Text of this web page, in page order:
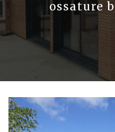
ossature